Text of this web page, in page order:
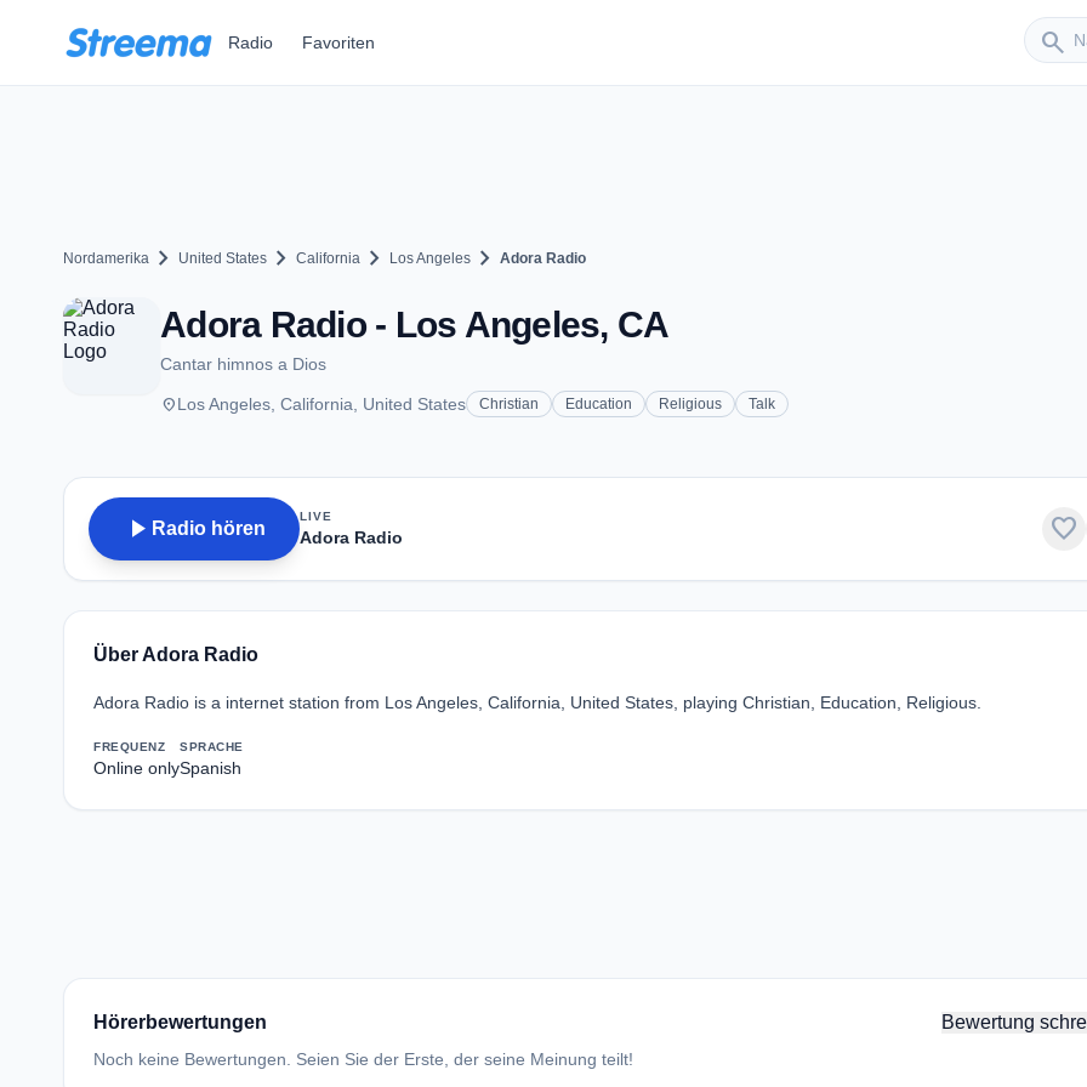
Radio Favoriten search
Nordamerika chevron_right United States chevron_right California chevron_right Los Angeles chevron_right Adora Radio
Adora Radio - Los Angeles, CA
Cantar himnos a Dios
placeLos Angeles, California, United States Christian Education Religious Talk
play_arrow Radio hören
LIVE
Adora Radio favorite
Über Adora Radio
Adora Radio is a internet station from Los Angeles, California, United States, playing Christian, Education, Religious.
FREQUENZ
Online only
SPRACHE
Spanish
Hörerbewertungen Bewertung
Noch keine Bewertungen. Seien Sie der Erste, der seine Meinung teilt!